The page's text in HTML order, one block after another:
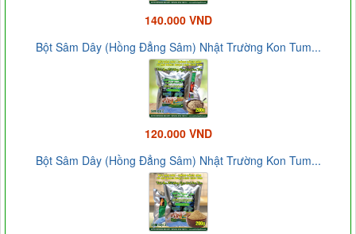
140.000 VND
Bột Sâm Dây (Hồng Đẳng Sâm) Nhật Trường Kon Tum...
120.000 VND
Bột Sâm Dây (Hồng Đẳng Sâm) Nhật Trường Kon Tum...